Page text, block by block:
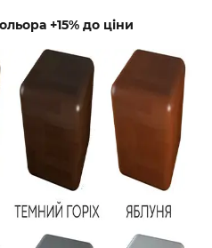
+15% до ціни